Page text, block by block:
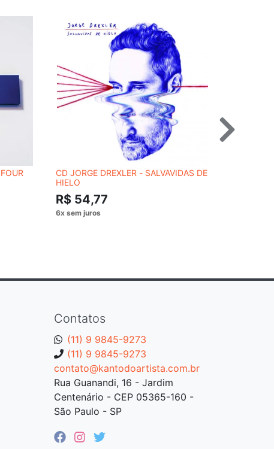
CD JORGE DREXLER - SALVAVIDAS DE
HIELO
R$ 54,77
Contatos
(11) 9 9845-9273
(11) 9 9845-9273
contato@kantodoartista.com.br
Rua Guanandi, 16 - Jardim
Centenário - CEP 05365-160 -
São Paulo - SP